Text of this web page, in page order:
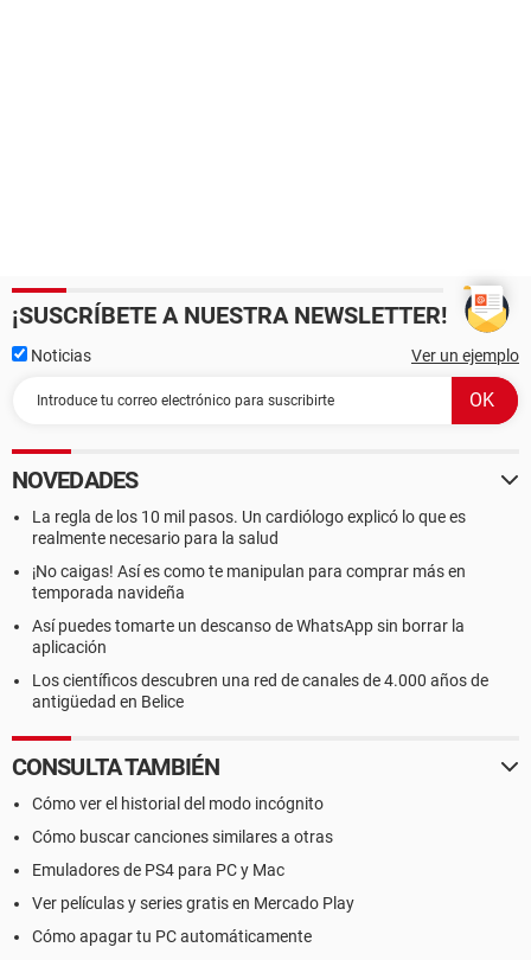
¡SUSCRÍBETE A NUESTRA NEWSLETTER!
Noticias Ver un ejemplo
NOVEDADES
La regla de los 10 mil pasos. Un cardiólogo explicó lo que es
realmente necesario para la salud
¡No caigas! Así es como te manipulan para comprar más en
temporada navideña
Así puedes tomarte un descanso de WhatsApp sin borrar la
aplicación
Los científicos descubren una red de canales de 4.000 años de
antigüedad en Belice
CONSULTA TAMBIÉN
Cómo ver el historial del modo incógnito
Cómo buscar canciones similares a otras
Emuladores de PS4 para PC y Mac
Ver películas y series gratis en Mercado Play
Cómo apagar tu PC automáticamente